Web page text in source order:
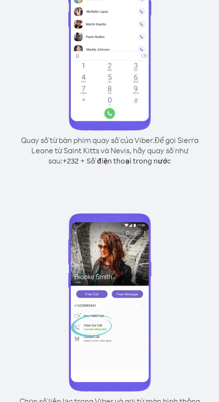
Quay số từ bàn phím quay số của Viber.Để gọi Sierra
Leone từ Saint Kitts và Nevis, hãy quay số như
sau:+232+ Số điện thoại trong nước